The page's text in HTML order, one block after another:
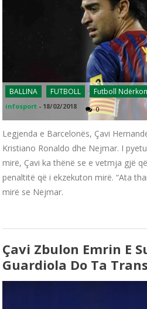
BALLINA FUTBOLL Futboll
infosport - 18/02/2018 0
Legjenda e Barcelonës, Çavi
Kristiano Ronaldo dhe Nejmar. I
mirë, Çavi ka thënë se e vetmja gjë
penaltitë që i ekzekuton mirë. “Ata
mirë se Nejmar.
Çavi Zbulon Emrin E
Guardiola Do Ta